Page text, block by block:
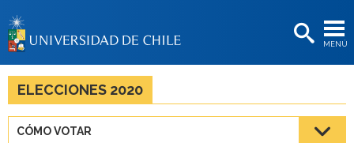
MENÚ
BIBLIOTECAS
LA UNIVERSIDAD
ELECCIONES 2020
CÓMO VOTAR